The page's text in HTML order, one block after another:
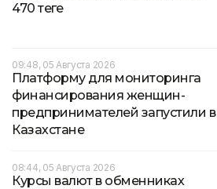
470 теңге
09:48, 05 Августа 2026
Платформу для мониторинга
финансирования женщин-
предпринимателей запустили в
Казахстане
08:44, 05 Августа 2026
Курсы валют в обменниках